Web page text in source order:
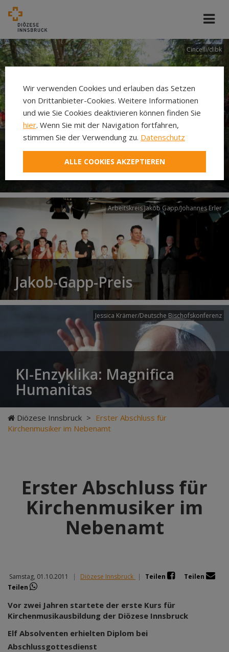
Cincelli/dibk
Neuer Pilgerweg Via
Laudato si’
Arbeitskreis Jakob Gapp/Johannes Erler
Jakob-Gapp-Preis
Jessica Krämer/Deutsche Bischofskonferenz
KI-Enzyklika: Magnifica
Humanitas
Diözese Innsbruck > Erster Abschluss für
Kirchenmusiker im Nebenamt
Erster Abschluss für
Kirchenmusiker im
Nebenamt
Samstag, 01.10.2011 | Diözese Innsbruck | Teilen
Teilen
Teilen
Vor zwei Jahren startete der erste Kurs für
Kirchenmusikausbildung der Diözese Innsbruck
Elf Absolventen erhielten Diplom bei
Abschlussgottesdienst
Wir verwenden Cookies und erlauben das Setzen
von Drittanbieter-Cookies. Weitere Informationen
und wie Sie Cookies deaktivieren können finden Sie
hier. Wenn Sie mit der Navigation fortfahren,
stimmen Sie der Verwendung zu. Datenschutz
ALLE COOKIES AKZEPTIEREN